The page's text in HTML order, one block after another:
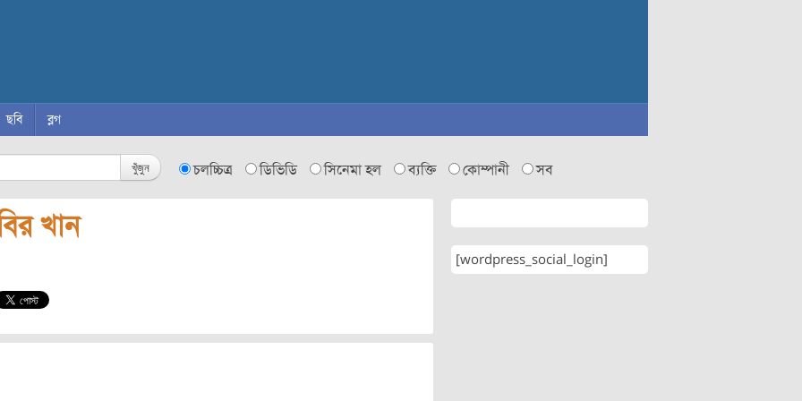
ছবি ব্লগ
খুঁজুন চলচ্চিত্র ডিভিডি সিনেমা হল ব্যক্তি কোম্পানী সব
খান
[wordpress_social_login]